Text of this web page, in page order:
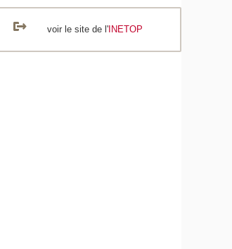
voir le site de l'INETOP